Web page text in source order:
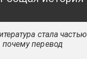
стала частью
почему перевод